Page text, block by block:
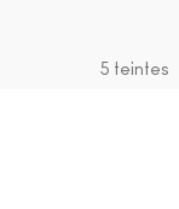
5 teintes